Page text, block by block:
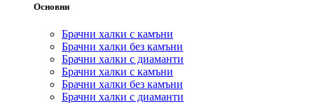
Основни
Брачни халки с камъни
Брачни халки без камъни
Брачни халки с диаманти
Брачни халки с камъни
Брачни халки без камъни
Брачни халки с диаманти